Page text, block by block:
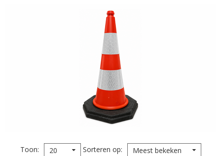
Toon 20 Sorteren op Meest bekeken